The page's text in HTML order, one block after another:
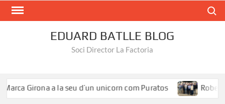
EDUARD BATLLE BLOG
Soci Director La Factoria
Marca Girona a la seu d’un unicorn com Puratos Roberto